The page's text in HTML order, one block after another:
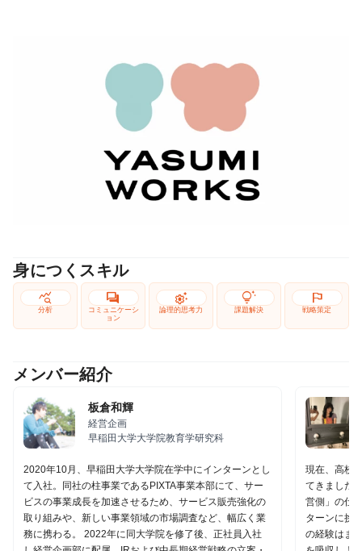
身につくスキル
query_stats
分析
forum
コミュニケーシ
ョン
settings_suggest
論理的思考力
tips_and_updates
課題解決
flag
戦略策定
メンバー紹介
板倉和輝
経営企画
早稲田大学大学院教育学研究科
2020年10月、早稲田大学大学院在学中にインターンとし
て入社。同社の柱事業であるPIXTA事業本部にて、サー
ビスの事業成長を加速させるため、サービス販売強化の
取り組みや、新しい事業領域の市場調査など、幅広く業
務に携わる。 2022年に同大学院を修了後、正社員入社
現在、高校
てきました
営側」の仕
ターンに挑
の経験はま